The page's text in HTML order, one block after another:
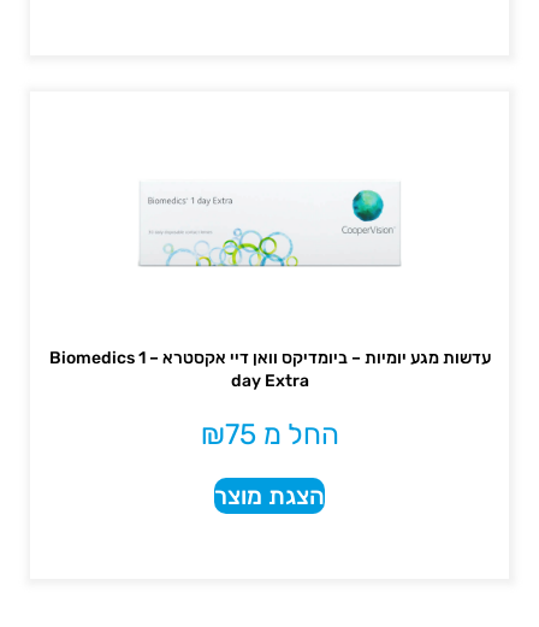
עדשות מגע יומיות – ביומדיקס וואן דיי אקסטרא – Biomedics 1
day Extra
החל מ ₪75
הצגת מוצר